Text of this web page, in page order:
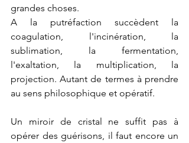
grandes choses.
A la putréfaction succèdent la
coagulation, l'incinération, la
sublimation, la fermentation,
l'exaltation, la multiplication, la
projection. Autant de termes à prendre
au sens philosophique et opératif.
Un miroir de cristal ne suffit pas à
opérer des guérisons, il faut encore un